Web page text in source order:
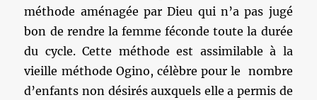
méthode aménagée par Dieu qui n’a pas jugé
bon de rendre la femme féconde toute la durée
du cycle. Cette méthode est assimilable à la
vieille méthode Ogino, célèbre pour le nombre
d’enfants non désirés auxquels elle a permis de